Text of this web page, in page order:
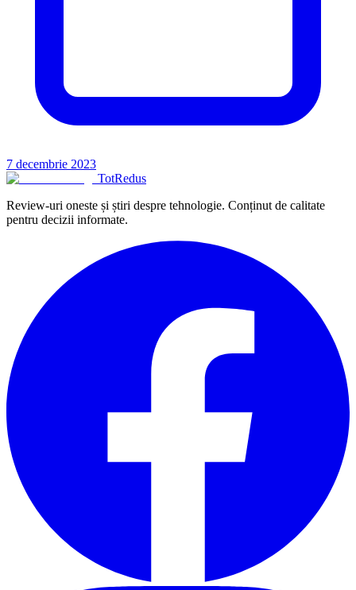
7 decembrie 2023
TotRedus
Review-uri oneste și știri despre tehnologie. Conținut de calitate
pentru decizii informate.